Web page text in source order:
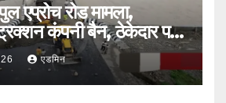
एप्रोच रोड मामला,
कंपनी बैन, ठेकेदार पर
एडमिन